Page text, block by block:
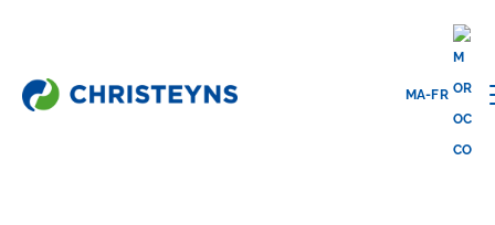
MA-FR
Home Contact